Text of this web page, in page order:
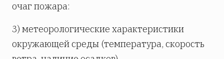
очаг пожара:
3) метеорологические характеристики
окружающей среды (температура, скорость